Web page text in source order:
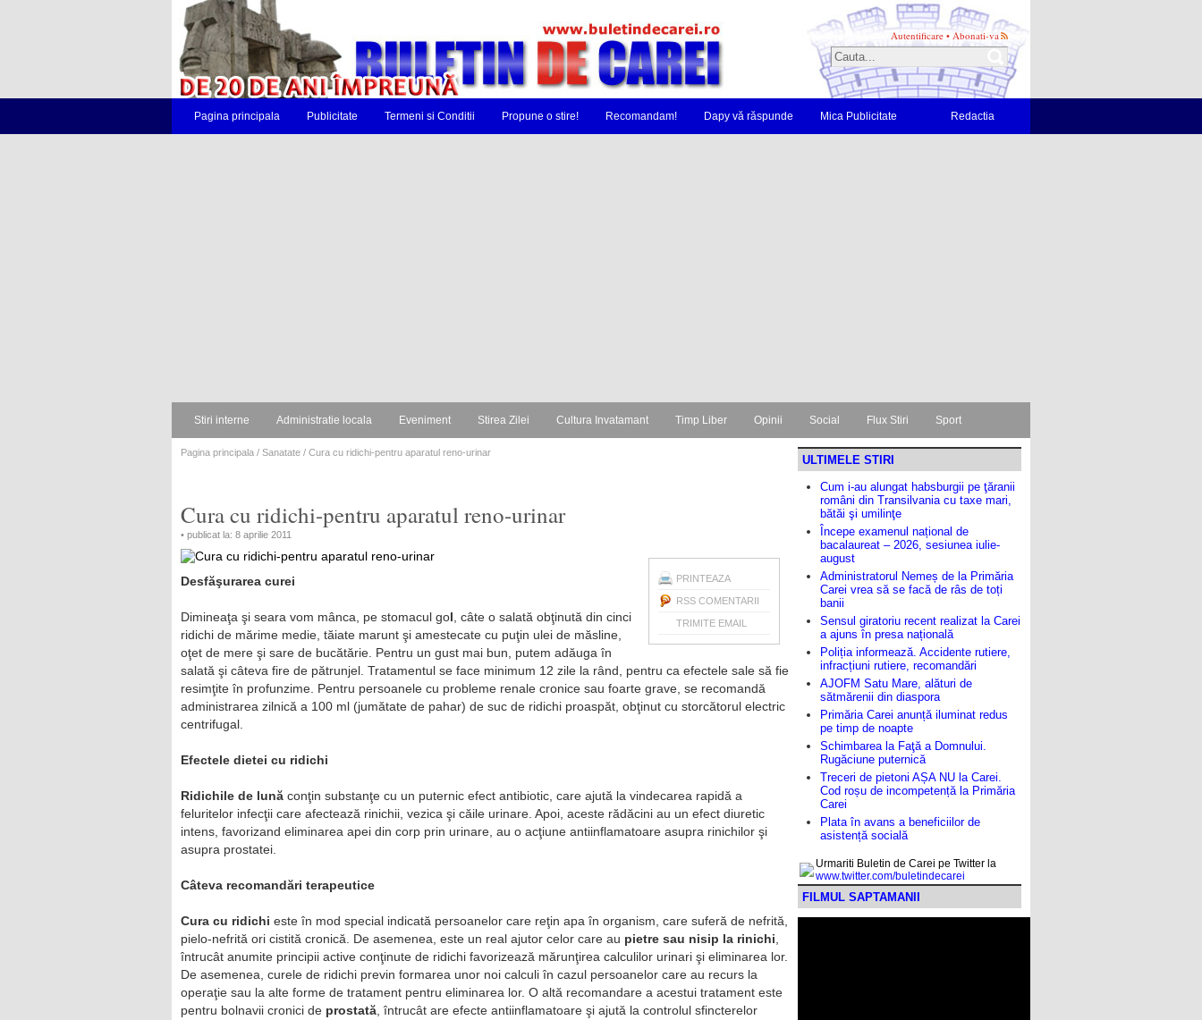
Autentificare • Abonati-va
Pagina principala Publicitate Termeni si Conditii Propune o stire! Recomandam! Dapy vă răspunde Mica Publicitate Redactia
Stiri interne Administratie locala Eveniment Stirea Zilei Cultura Invatamant Timp Liber Opinii Social Flux Stiri Sport
Pagina principala / Sanatate / Cura cu ridichi-pentru aparatul reno-urinar
Cura cu ridichi-pentru aparatul reno-urinar
• publicat la: 8 aprilie 2011
PRINTEAZA
RSS COMENTARII
TRIMITE EMAIL
Desfăşurarea curei
Dimineaţa şi seara vom mânca, pe stomacul gol , câte o salată obţinută din cinci
ridichi de mărime medie, tăiate marunt şi amestecate cu puţin ulei de măsline,
oţet de mere şi sare de bucătărie. Pentru un gust mai bun, putem adăuga în
salată şi câteva fire de pătrunjel. Tratamentul se face minimum 12 zile la rând, pentru ca efectele sale să fie
resimţite în profunzime. Pentru persoanele cu probleme renale cronice sau foarte grave, se recomandă
administrarea zilnică a 100 ml (jumătate de pahar) de suc de ridichi proaspăt, obţinut cu storcătorul electric
centrifugal.
Efectele dietei cu ridichi
Ridichile de lună conţin substanţe cu un puternic efect antibiotic, care ajută la vindecarea rapidă a
feluritelor infecţii care afectează rinichii, vezica şi căile urinare. Apoi, aceste rădăcini au un efect diuretic
intens, favorizand eliminarea apei din corp prin urinare, au o acţiune antiinflamatoare asupra rinichilor şi
asupra prostatei.
Câteva recomandări terapeutice
Cura cu ridichi este în mod special indicată persoanelor care reţin apa în organism, care suferă de nefrită,
pielo-nefrită ori cistită cronică. De asemenea, este un real ajutor celor care au pietre sau nisip la rinichi
întrucât anumite principii active conţinute de ridichi favorizează mărunţirea calculilor urinari şi eliminarea lor.
De asemenea, curele de ridichi previn formarea unor noi calculi în cazul persoanelor care au recurs la
operaţie sau la alte forme de tratament pentru eliminarea lor. O altă recomandare a acestui tratament este
pentru bolnavii cronici de prostată , întrucât are efecte antiinflamatoare şi ajută la controlul sfincterelor
ULTIMELE STIRI
Cum i-au alungat habsburgii pe ţăranii
români din Transilvania cu taxe mari,
bătăi şi umilinţe
Începe examenul național de
bacalaureat – 2026, sesiunea iulie-
august
Administratorul Nemeș de la Primăria
Carei vrea să se facă de râs de toți
banii
Sensul giratoriu recent realizat la Carei
a ajuns în presa națională
Poliția informează. Accidente rutiere,
infracțiuni rutiere, recomandări
AJOFM Satu Mare, alături de
sătmărenii din diaspora
Primăria Carei anunță iluminat redus
pe timp de noapte
Schimbarea la Faţă a Domnului.
Rugăciune puternică
Treceri de pietoni AȘA NU la Carei.
Cod roșu de incompetență la Primăria
Carei
Plata în avans a beneficiilor de
asistență socială
Urmariti Buletin de Carei pe Twitter la
www.twitter.com/buletindecarei
FILMUL SAPTAMANII